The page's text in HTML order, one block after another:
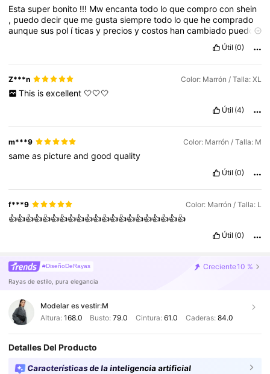
Estasuper bonito !!! Mwencantatodo loquecomproconshein
, puedodecirque megustasiempretodo loque hecomprado
aunquesus pol íticasy preciosycostos hancambiado puedo
estar
Útil (0)
Z***n Color: Marrón / Talla: XL
This is excellent 🤍🤍🤍
Útil (4)
m***9 Color: Marrón / Talla: M
sameas pictureandgoodquality
Útil (0)
f***9 Color: Marrón / Talla: L
👍👍👍👍👍👍👍👍👍👍👍👍👍👍👍👍👍👍👍👍👍
Útil (0)
#DiseñoDeRayas Creciente10 %
Rayas de estilo, pura elegancia
Modelar es vestir:M
Altura: 168.0 Busto:79.0 Cintura: 61.0 Caderas: 84.0
Detalles Del Producto
Características de la inteligencia artificial